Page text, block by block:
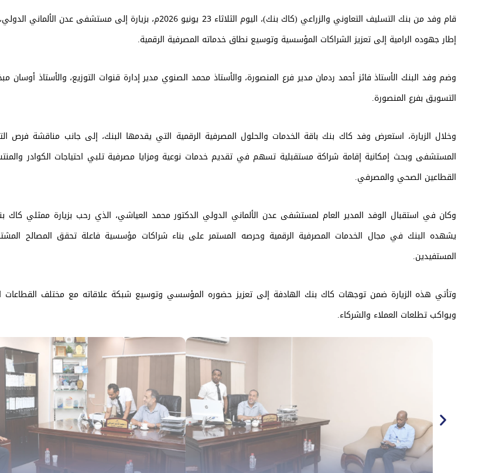
قام وفد من بنك التسليف التعاوني والزراعي (كاك بنك)، اليوم الثلاثاء 23 يونيو 2026م، بزيارة
إطار جهوده الرامية إلى تعزيز الشراكات المؤسسية وتوسيع نطاق خدماته المصرفية الرقمية.
وضم وفد البنك الأستاذ فائز أحمد ردمان مدير فرع المنصورة، والأستاذ محمد الصنوي مدير إدارة قنوات التوزيع، والأستاذ
التسويق بفرع المنصورة.
وخلال الزيارة، استعرض وفد كاك بنك باقة الخدمات والحلول المصرفية الرقمية التي يقدمها البنك، إلى جانب مناقشة فرص
المستشفى وبحث إمكانية إقامة شراكة مستقبلية تسهم في تقديم خدمات نوعية ومزايا مصرفية تلبي احتياجات الكوادر
القطاعين الصحي والمصرفي.
وكان في استقبال الوفد المدير العام لمستشفى عدن الألماني الدولي الدكتور محمد العياشي، الذي رحب بزيارة ممثلي كاك
يشهده البنك في مجال الخدمات المصرفية الرقمية وحرصه المستمر على بناء شراكات مؤسسية فاعلة تحقق المصالح
المستفيدين.
وتأتي هذه الزيارة ضمن توجهات كاك بنك الهادفة إلى تعزيز حضوره المؤسسي وتوسيع شبكة علاقاته مع مختلف القطاعات
ويواكب تطلعات العملاء والشركاء.